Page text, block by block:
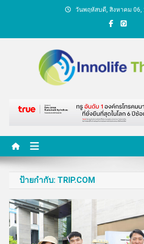
วันพฤหัสบดี, สิงหาคม 06,
คนกับความคิ
นวัตกร
ป้ายกำกับ: TRIP.COM